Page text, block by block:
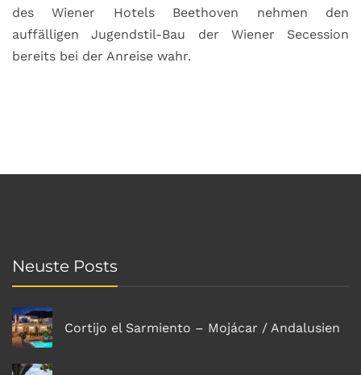
des Wiener Hotels Beethoven nehmen den
auffälligen Jugendstil-Bau der Wiener Secession
bereits bei der Anreise wahr.
Neuste Posts
Cortijo el Sarmiento – Mojácar / Andalusien